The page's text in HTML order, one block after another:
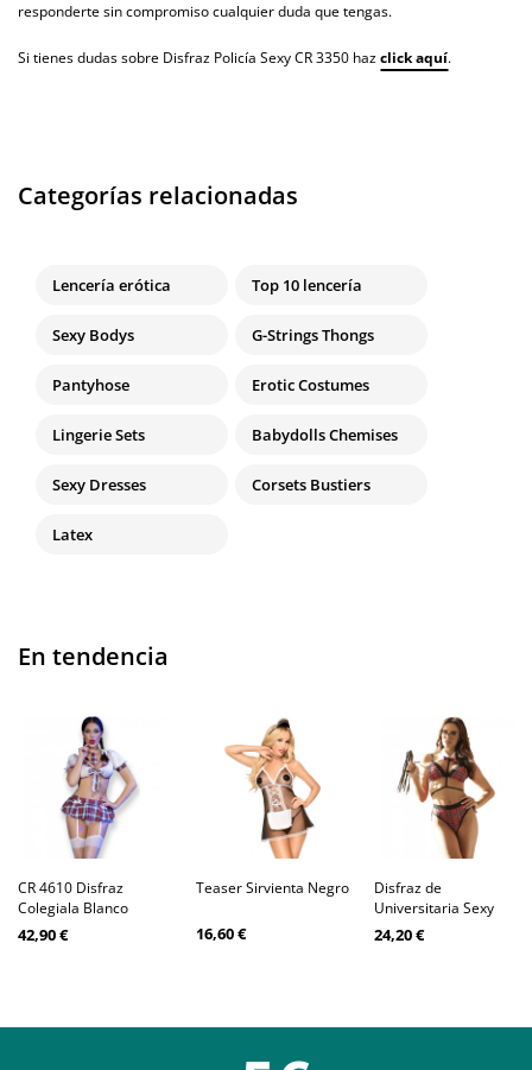
responderte sin compromiso cualquier duda que tengas.
Si tienes dudas sobre Disfraz Policía Sexy CR 3350 hazclick aquí.
Categorías relacionadas
Lencería erótica Top 10 lencería
Sexy Bodys G-Strings Thongs
Pantyhose Erotic Costumes
Lingerie Sets Babydolls Chemises
Sexy Dresses Corsets Bustiers
Latex
En tendencia
CR 4610 Disfraz
Colegiala Blanco
42,90 €
Teaser Sirvienta Negro
16,60 €
Disfraz de
Universitaria Sexy
24,20 €